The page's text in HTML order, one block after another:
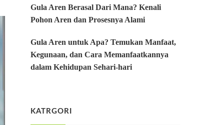
Gula Aren Berasal Dari Mana? Kenali
Pohon Aren dan Prosesnya Alami
Gula Aren untuk Apa? Temukan Manfaat,
Kegunaan, dan Cara Memanfaatkannya
dalam Kehidupan Sehari-hari
KATRGORI